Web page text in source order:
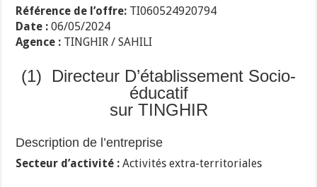
Référence de l’offre: TI060524920794
Date :06/05/2024
Agence : TINGHIR / SAHILI
(1) Directeur D’établissement Socio-
éducatif
sur TINGHIR
Description de l’entreprise
Secteur d’activité : Activités extra-territoriales